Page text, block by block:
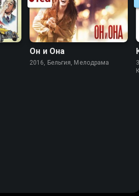
Он и Она
2016, Бельгия, Мелодрама